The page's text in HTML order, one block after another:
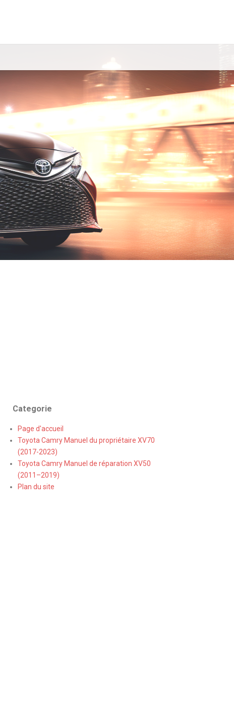
Categorie
Page d'accueil
Toyota Camry Manuel du propriétaire XV70
(2017-2023)
Toyota Camry Manuel de réparation XV50
(2011–2019)
Plan du site